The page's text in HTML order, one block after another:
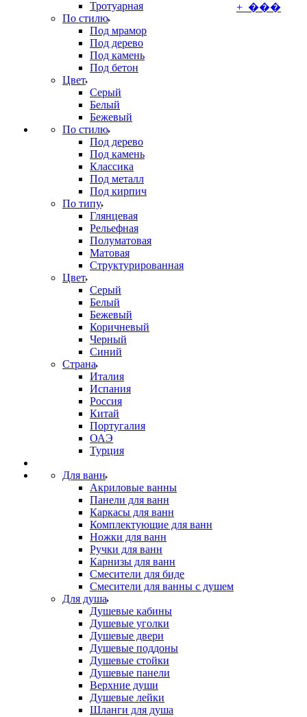
Тротуарная
По стилю
Под мрамор
Под дерево
Под камень
Под бетон
Цвет
Серый
Белый
Бежевый
По стилю
Под дерево
Под камень
Классика
Под металл
Под кирпич
По типу
Глянцевая
Рельефная
Полуматовая
Матовая
Структурированная
Цвет
Серый
Белый
Бежевый
Коричневый
Черный
Синий
Страна
Италия
Испания
Россия
Китай
Португалия
ОАЭ
Турция
Для ванн
Акриловые ванны
Панели для ванн
Каркасы для ванн
Комплектующие для ванн
Ножки для ванн
Ручки для ванн
Карнизы для ванн
Смесители для биде
Смесители для ванны с душем
Для душа
Душевые кабины
Душевые уголки
Душевые двери
Душевые поддоны
Душевые стойки
Душевые панели
Верхние души
Душевые лейки
Шланги для душа
+ ���